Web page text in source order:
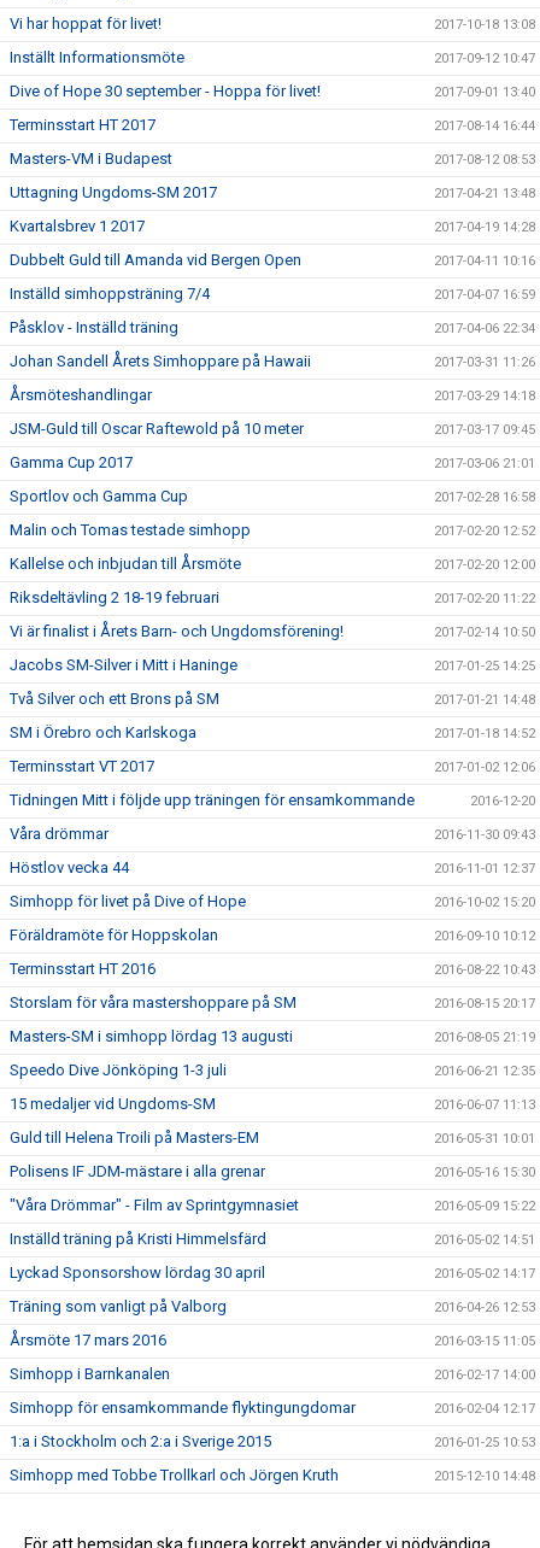
Vi har hoppat för livet! 2017-10-18 13:08
Inställt Informationsmöte 2017-09-12 10:47
Dive of Hope 30 september - Hoppa för livet! 2017-09-01 13:40
Terminsstart HT 2017 2017-08-14 16:44
Masters-VM i Budapest 2017-08-12 08:53
Uttagning Ungdoms-SM 2017 2017-04-21 13:48
Kvartalsbrev 1 2017 2017-04-19 14:28
Dubbelt Guld till Amanda vid Bergen Open 2017-04-11 10:16
Inställd simhoppsträning 7/4 2017-04-07 16:59
Påsklov - Inställd träning 2017-04-06 22:34
Johan Sandell Årets Simhoppare på Hawaii 2017-03-31 11:26
Årsmöteshandlingar 2017-03-29 14:18
JSM-Guld till Oscar Raftewold på 10 meter 2017-03-17 09:45
Gamma Cup 2017 2017-03-06 21:01
Sportlov och Gamma Cup 2017-02-28 16:58
Malin och Tomas testade simhopp 2017-02-20 12:52
Kallelse och inbjudan till Årsmöte 2017-02-20 12:00
Riksdeltävling 2 18-19 februari 2017-02-20 11:22
Vi är finalist i Årets Barn- och Ungdomsförening! 2017-02-14 10:50
Jacobs SM-Silver i Mitt i Haninge 2017-01-25 14:25
Två Silver och ett Brons på SM 2017-01-21 14:48
SM i Örebro och Karlskoga 2017-01-18 14:52
Terminsstart VT 2017 2017-01-02 12:06
Tidningen Mitt i följde upp träningen för ensamkommande 2016-12-20
Våra drömmar 2016-11-30 09:43
Höstlov vecka 44 2016-11-01 12:37
Simhopp för livet på Dive of Hope 2016-10-02 15:20
Föräldramöte för Hoppskolan 2016-09-10 10:12
Terminsstart HT 2016 2016-08-22 10:43
Storslam för våra mastershoppare på SM 2016-08-15 20:17
Masters-SM i simhopp lördag 13 augusti 2016-08-05 21:19
Speedo Dive Jönköping 1-3 juli 2016-06-21 12:35
15 medaljer vid Ungdoms-SM 2016-06-07 11:13
Guld till Helena Troili på Masters-EM 2016-05-31 10:01
Polisens IF JDM-mästare i alla grenar 2016-05-16 15:30
"Våra Drömmar" - Film av Sprintgymnasiet 2016-05-09 15:22
Inställd träning på Kristi Himmelsfärd 2016-05-02 14:51
Lyckad Sponsorshow lördag 30 april 2016-05-02 14:17
Träning som vanligt på Valborg 2016-04-26 12:53
Årsmöte 17 mars 2016 2016-03-15 11:05
Simhopp i Barnkanalen 2016-02-17 14:00
Simhopp för ensamkommande flyktingungdomar 2016-02-04 12:17
1:a i Stockholm och 2:a i Sverige 2015 2016-01-25 10:53
Simhopp med Tobbe Trollkarl och Jörgen Kruth 2015-12-10 14:48
Dive of Hope drog in 70000 kr! 2015-10-05 13:04